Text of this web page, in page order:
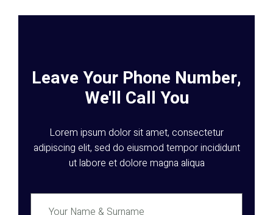
Leave Your Phone Number,
We'll Call You
Lorem ipsum dolor sit amet, consectetur
adipiscing elit, sed do eiusmod tempor incididunt
ut labore et dolore magna aliqua